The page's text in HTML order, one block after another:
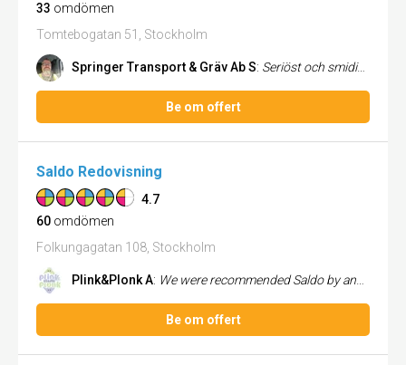
33 omdömen
Tomtebogatan 51, Stockholm
Springer Transport & Gräv Ab S: Seriöst och smidigt Jätte trevlig personal och ägare.
Be om offert
Saldo Redovisning
4.7
60 omdömen
Folkungagatan 108, Stockholm
Plink&Plonk A: We were recommended Saldo by another games studio and so we signed up in the summer 2025. So far we are really happy. It...
Be om offert